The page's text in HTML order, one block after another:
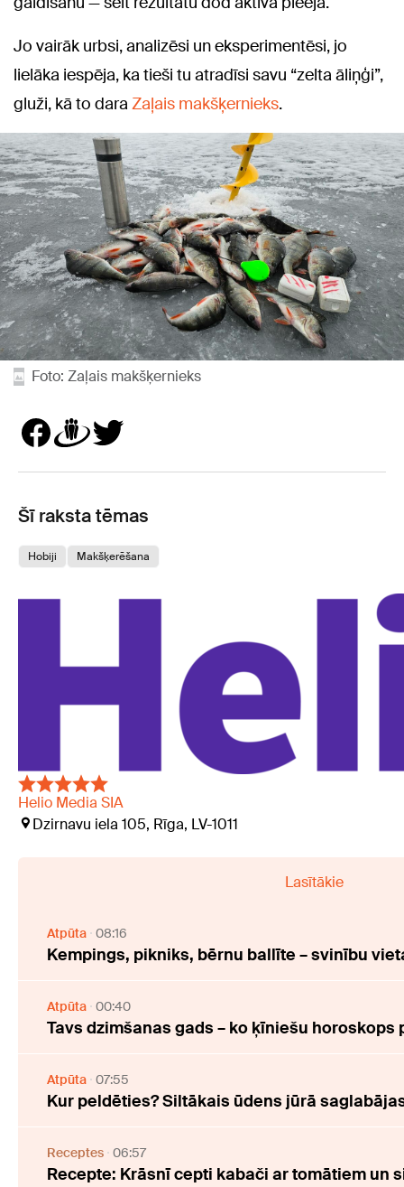
Jo vairāk urbsi, analizēsi un eksperimentēsi, jo
lielāka iespēja, ka tieši tu atradīsi savu “zelta āliņģi”,
gluži, kā to dara Zaļais makšķernieks.
Foto: Zaļais makšķernieks
Šī raksta tēmas
Hobiji Makšķerēšana
Helio Media SIA
Dzirnavu iela 105, Rīga, LV-1011
Lasītākie
Atpūta 08:16
Kempings, pikniks, bērnu ballīte – svinību
Atpūta 00:40
Tavs dzimšanas gads – ko ķīniešu
Atpūta 07:55
Kur peldēties? Siltākais ūdens jūrā
Receptes 06:57
Recepte: Krāsnī cepti kabači ar tomātiem un